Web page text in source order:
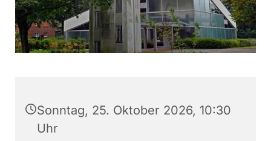
Sonntag, 25. Oktober 2026, 10:30
Uhr